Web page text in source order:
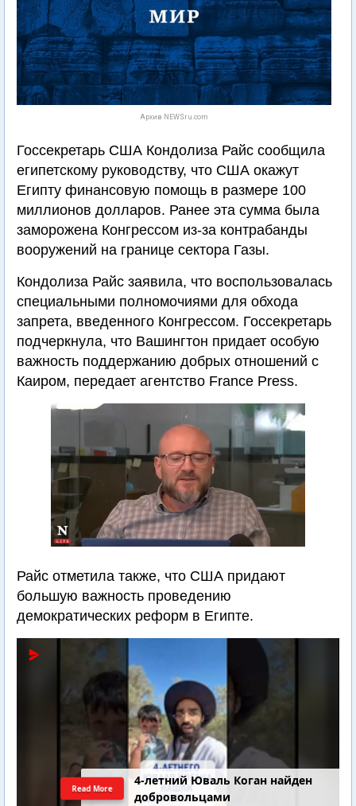
Архив NEWSru.com
Госсекретарь США Кондолиза Райс сообщила
египетскому руководству, что США окажут
Египту финансовую помощь в размере 100
миллионов долларов. Ранее эта сумма была
заморожена Конгрессом из-за контрабанды
вооружений на границе сектора Газы.
Кондолиза Райс заявила, что воспользовалась
специальными полномочиями для обхода
запрета, введенного Конгрессом. Госсекретарь
подчеркнула, что Вашингтон придает особую
важность поддержанию добрых отношений с
Каиром, передает агентство France Press.
Райс отметила также, что США придают
большую важность проведению
демократических реформ в Египте.
4-летний Юваль Коган найден
добровольцами
Read More